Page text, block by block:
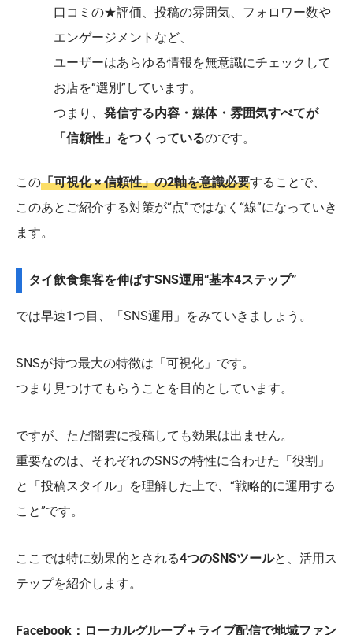
口コミの★評価、投稿の雰囲気、フォロワー数や
エンゲージメントなど、
ユーザーはあらゆる情報を無意識にチェックして
お店を“選別”しています。
つまり、 発信する内容・媒体・雰囲気すべてが
「信頼性」をつくっているのです。
この「可視化 × 信頼性」の2軸を意識必要することで、
このあとご紹介する対策が“点”ではなく“線”になっていき
ます。
タイ飲食集客を伸ばすSNS運用“基本4ステップ”
では早速1つ目、「SNS運用」をみていきましょう。
SNSが持つ最大の特徴は「可視化」です。
つまり見つけてもらうことを目的としています。
ですが、ただ闇雲に投稿しても効果は出ません。
重要なのは、それぞれのSNSの特性に合わせた「役割」
と「投稿スタイル」を理解した上で、“戦略的に運用する
こと”です。
ここでは特に効果的とされる4つのSNSツールと、活用ス
テップを紹介します。
Facebook：ローカルグループ＋ライブ配信で地域ファン